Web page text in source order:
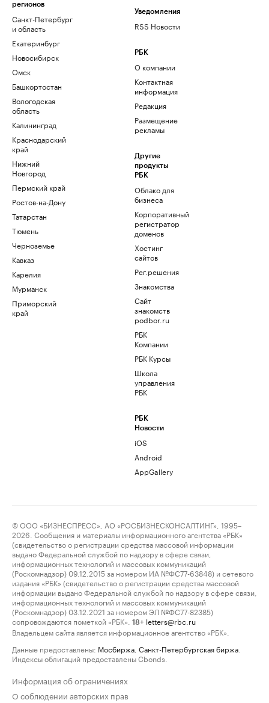
регионов
Санкт-Петербург
и область
Екатеринбург
Новосибирск
Омск
Башкортостан
Вологодская
область
Калининград
Краснодарский
край
Нижний
Новгород
Пермский край
Ростов-на-Дону
Татарстан
Тюмень
Черноземье
Кавказ
Карелия
Мурманск
Приморский
край
Уведомления
RSS Новости
РБК
О компании
Контактная
информация
Редакция
Размещение
рекламы
Другие
продукты
РБК
Облако для
бизнеса
Корпоративный
регистратор
доменов
Хостинг
сайтов
Рег.решения
Знакомства
Сайт
знакомств
podbor.ru
РБК
Компании
РБК Курсы
Школа
управления
РБК
РБК
Новости
iOS
Android
AppGallery
© ООО «БИЗНЕСПРЕСС», АО «РОСБИЗНЕСКОНСАЛТИНГ», 1995–
2026. Сообщения и материалы информационного агентства «РБК»
(свидетельство о регистрации средства массовой информации
выдано Федеральной службой по надзору в сфере связи,
информационных технологий и массовых коммуникаций
(Роскомнадзор) 09.12.2015 за номером ИА №ФС77-63848) и сетевого
издания «РБК» (свидетельство о регистрации средства массовой
информации выдано Федеральной службой по надзору в сфере связи,
информационных технологий и массовых коммуникаций
(Роскомнадзор) 03.12.2021 за номером ЭЛ №ФС77-82385)
сопровождаются пометкой «РБК».
18+ letters@rbc.ru
Владельцем сайта является информационное агентство «РБК».
Данные предоставлены: Мосбиржа Санкт-Петербургская биржа
Индексы облигаций предоставлены Cbonds.
Информация об ограничениях
О соблюдении авторских прав